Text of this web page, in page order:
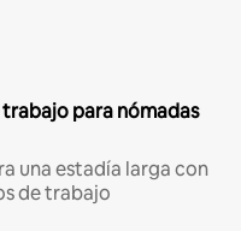
trabajo para nómadas
una estadía larga con
de trabajo